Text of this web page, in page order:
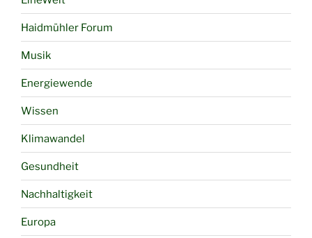
Haidmühler Forum
Musik
Energiewende
Wissen
Klimawandel
Gesundheit
Nachhaltigkeit
Europa